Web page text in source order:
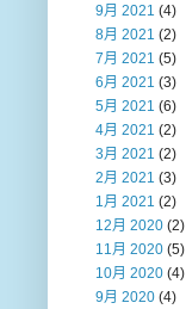
9月 2021 (4)
8月 2021 (2)
7月 2021 (5)
6月 2021 (3)
5月 2021 (6)
4月 2021 (2)
3月 2021 (2)
2月 2021 (3)
1月 2021 (2)
12月 2020 (2)
11月 2020 (5)
10月 2020 (4)
9月 2020 (4)